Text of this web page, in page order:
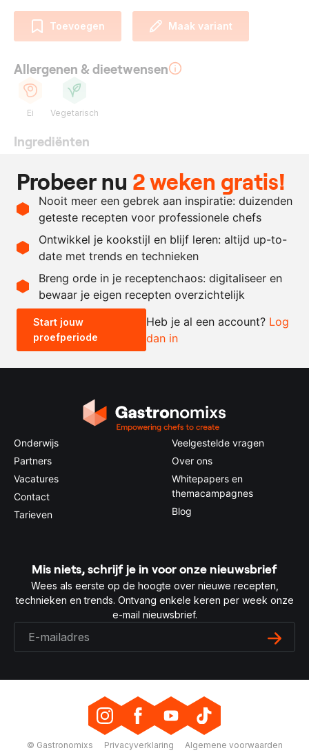
Toevoegen Maak variant
Allergenen & dieetwensen
Ei Vegetarisch
Ingrediënten
50
gram
appelsap
180
gram
suiker
Recept omrekenen
- +
0.5x 1x 2x
Probeer nu 2 weken gratis!
Nooit meer een gebrek aan inspiratie: duizenden
geteste recepten voor professionele chefs
Ontwikkel je kookstijl en blijf leren: altijd up-to-
date met trends en technieken
Breng orde in je receptenchaos: digitaliseer en
bewaar je eigen recepten overzichtelijk
Start jouw
proefperiode
Heb je al een account? Log
dan in
Onderwijs
Partners
Vacatures
Contact
Tarieven
Veelgestelde vragen
Over ons
Whitepapers en
themacampagnes
Blog
Mis niets, schrijf je in voor onze nieuwsbrief
Wees als eerste op de hoogte over nieuwe recepten,
technieken en trends. Ontvang enkele keren per week onze
e-mail nieuwsbrief.
© Gastronomixs Privacyverklaring
Algemene voorwaarden